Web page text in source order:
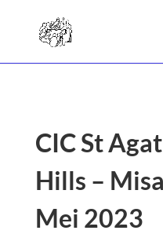
CIC St
Hills –
Mei 2023